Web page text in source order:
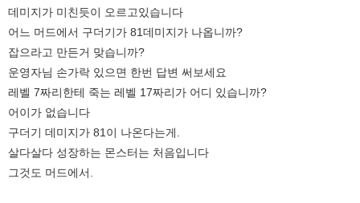
데미지가 미친듯이 오르고있습니다
어느 머드에서 구더기가 81데미지가 나옵니까?
잡으라고 만든거 맞습니까?
운영자님 손가락 있으면 한번 답변 써보세요
레벨 7짜리한테 죽는 레벨 17짜리가 어디 있습니까?
어이가 없습니다
구더기 데미지가 81이 나온다는게.
살다살다 성장하는 몬스터는 처음입니다
그것도 머드에서.